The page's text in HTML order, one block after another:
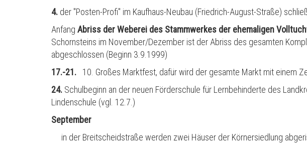
4. der "Posten-Profi" im Kaufhaus-Neubau (Friedrich-August-Straße)
Anfang Abriss der Weberei des Stammwerkes der ehemaligen
Schornsteins im November/Dezember ist der Abriss des gesamten
abgeschlossen (Beginn 3.9.1999)
17.-21. 10. Großes Marktfest, dafür wird der gesamte Markt mit einem
24. Schulbeginn an der neuen Förderschule für Lernbehinderte des
Lindenschule (vgl. 12.7.)
September
in der Breitscheidstraße werden zwei Häuser der Körnersiedlung